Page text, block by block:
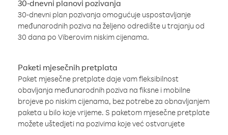
30-dnevni planovi pozivanja
30-dnevni plan pozivanja omogućuje uspostavljanje
međunarodnih poziva na željeno odredište u trajanju od
30 dana po Viberovim niskim cijenama.
Paketi mjesečnih pretplata
Paket mjesečne pretplate daje vam fleksibilnost
obavljanja međunarodnih poziva na fiksne i mobilne
brojeve po niskim cijenama, bez potrebe za obnavljanjem
paketa u bilo koje vrijeme. S paketom mjesečne pretplate
možete uštedjeti na pozivima koje već ostvarujete